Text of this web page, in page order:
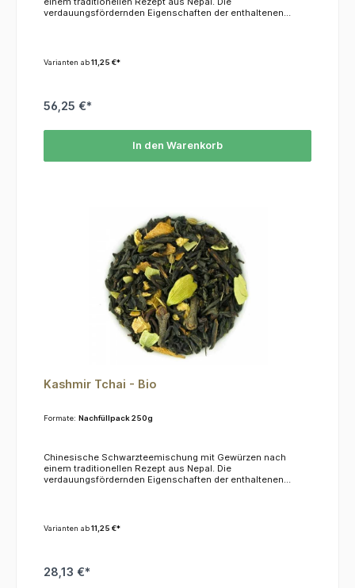
verdauungsfördernden Eigenschaften der enthaltenen
natürliches Aroma
Varianten ab11,25 €*
56,25 €*
In den Warenkorb
Kashmir Tchai - Bio
Formate: Nachfüllpack 250g
Chinesische Schwarzteemischung mit Gewürzen nach
einem traditionellen Rezept aus Nepal. Die
verdauungsfördernden Eigenschaften der enthaltenen
natürliches Aroma
Varianten ab11,25 €*
28,13 €*